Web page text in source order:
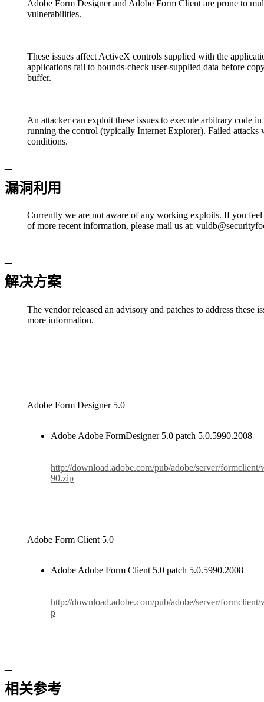
Adobe Form Designer and Adobe Form Client are prone to
vulnerabilities.
These issues affect ActiveX controls supplied with the
applications fail to bounds-check user-supplied data before
buffer.
An attacker can exploit these issues to execute arbitrary code
running the control (typically Internet Explorer). Failed attacks
conditions.
–
漏洞利用
Currently we are not aware of any working exploits. If you
of more recent information, please mail us at:
–
解决方案
The vendor released an advisory and patches to address these
more information.
Adobe Form Designer 5.0
Adobe Adobe FormDesigner 5.0 patch 5.0.5990.2008
http://download.adobe.com/pub/adobe/server/
90.zip
Adobe Form Client 5.0
Adobe Adobe Form Client 5.0 patch 5.0.5990.2008
http://download.adobe.com/pub/adobe/server/
p
–
相关参考